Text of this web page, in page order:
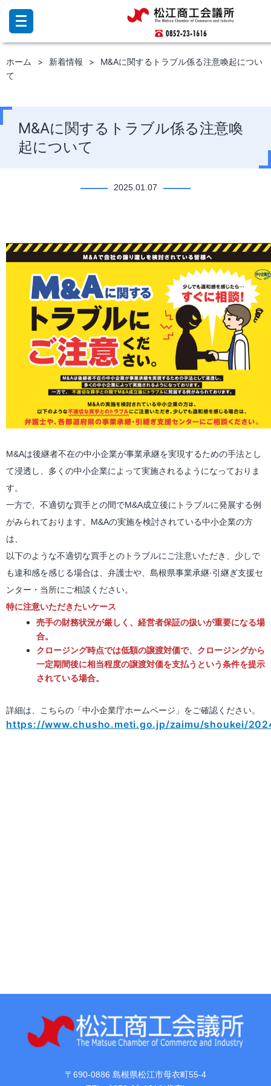
ン
ツ
へ
ホーム 新着情報
M&Aに関するトラブル係る注意喚起につい
て
M&Aに関するトラブル係る注意喚
起について
2025.01.07
M&Aは後継者不在の中小企業が事業承継を実現するための手法とし
て浸透し、多くの中小企業によって実施されるようになっておりま
す。
一方で、不適切な買手との間でM&A成立後にトラブルに発展する例
がみられております。M&Aの実施を検討されている中小企業の方
は、
以下のような不適切な買手とのトラブルにご注意いただき、少しで
も違和感を感じる場合は、弁護士や、島根県事業承継·引継ぎ支援セ
ンター・当所にご相談ください。
特に注意いただきたいケース
売手の財務状況が厳しく、経営者保証の扱いが重要になる場
合。
クロージング時点では低額の譲渡対価で、クロージングから
一定期間後に相当程度の譲渡対価を支払うという条件を提示
されている場合。
詳細は、こちらの「中小企業庁ホームページ」をご確認ください。
https://www.chusho.meti.go.jp/zaimu/shoukei/
〒690-0886 島根県松江市母衣町55-4